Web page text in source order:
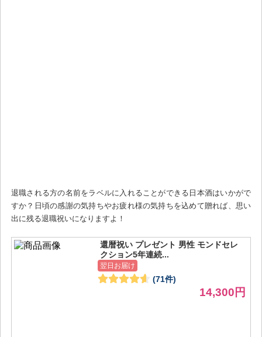
退職される方の名前をラベルに入れることができる日本酒はいかがで
すか？日頃の感謝の気持ちやお疲れ様の気持ちを込めて贈れば、思い
出に残る退職祝いになりますよ！